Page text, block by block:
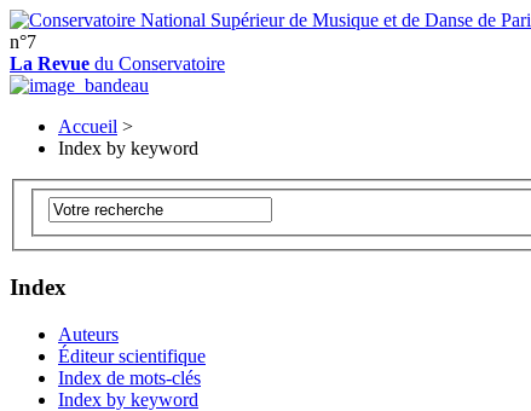
n°7
La Revue du Conservatoire
Accueil >
Index by keyword
Index
Auteurs
Éditeur scientifique
Index de mots-clés
Index by keyword